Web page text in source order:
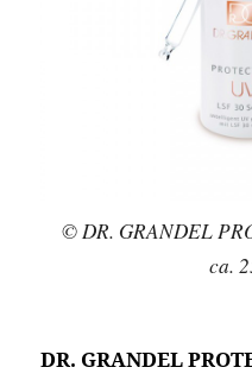
© DR. GRANDEL
ca.
DR. GRANDEL